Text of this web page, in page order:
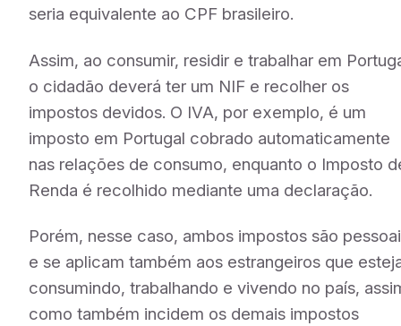
seria equivalente ao CPF brasileiro.
Assim, ao consumir, residir e trabalhar em
o cidadão deverá ter um NIF e recolher os
impostos devidos. O IVA, por exemplo, é um
imposto em Portugal cobrado automaticamente
nas relações de consumo, enquanto o Imposto
Renda é recolhido mediante uma declaração.
Porém, nesse caso, ambos impostos são
e se aplicam também aos estrangeiros que
consumindo, trabalhando e vivendo no país,
como também incidem os demais impostos